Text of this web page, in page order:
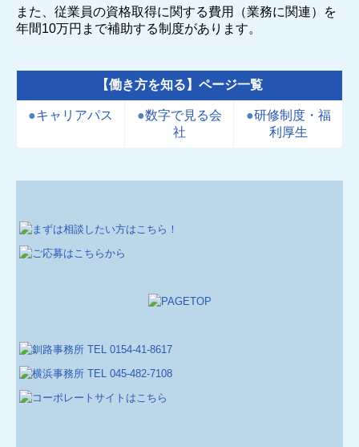
また、従業員の資格取得に関する費用（業務に関連）を
年間10万円まで補助する制度があります。
【働き方を知る】ページ一覧
●キャリアパス ●数字で見る会
社
●研修制度・福
利厚生